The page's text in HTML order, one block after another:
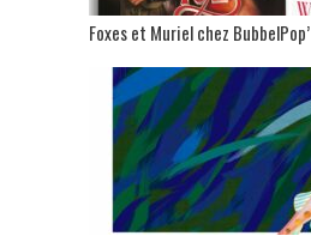
Foxes et Muriel chez BubbelPop’